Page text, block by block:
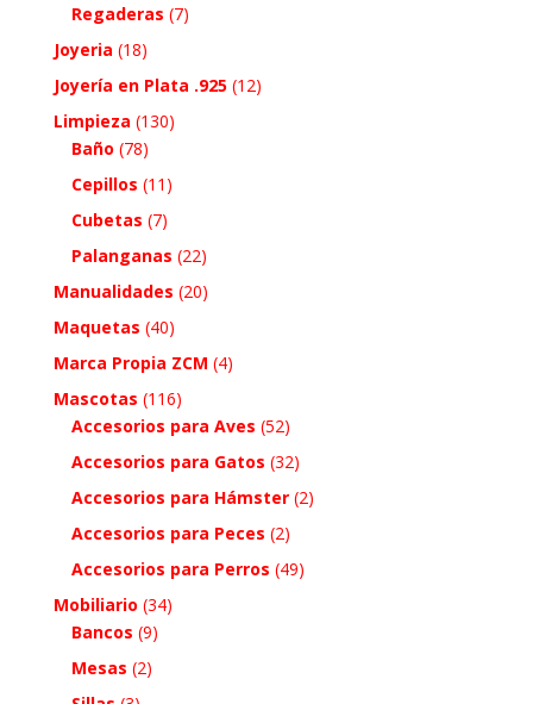
Regaderas (7)
Joyeria (18)
Joyería en Plata .925 (12)
Limpieza (130)
Baño (78)
Cepillos (11)
Cubetas (7)
Palanganas (22)
Manualidades (20)
Maquetas (40)
Marca Propia ZCM (4)
Mascotas (116)
Accesorios para Aves (52)
Accesorios para Gatos (32)
Accesorios para Hámster (2)
Accesorios para Peces (2)
Accesorios para Perros (49)
Mobiliario (34)
Bancos (9)
Mesas (2)